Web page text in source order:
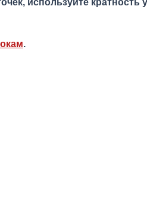
используйте кратность
.